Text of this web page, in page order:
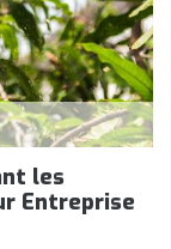
les
Entreprise